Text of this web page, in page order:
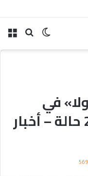
| طريقة عرض الوصفات
بحث الوضع
في
الكونغو تتخطى 200 حالة – أخبار
569